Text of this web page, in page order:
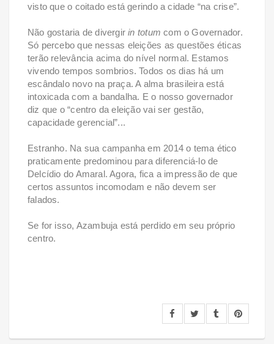
visto que o coitado está gerindo a cidade “na crise”.
Não gostaria de divergirin totum com o Governador.
Só percebo que nessas eleições as questões éticas
terão relevância acima do nível normal. Estamos
vivendo tempos sombrios. Todos os dias há um
escândalo novo na praça. A alma brasileira está
intoxicada com a bandalha. E o nosso governador
diz que o “centro da eleição vai ser gestão,
capacidade gerencial”...
Estranho. Na sua campanha em 2014 o tema ético
praticamente predominou para diferenciá-lo de
Delcídio do Amaral. Agora, fica a impressão de que
certos assuntos incomodam e não devem ser
falados.
Se for isso, Azambuja está perdido em seu próprio
centro.